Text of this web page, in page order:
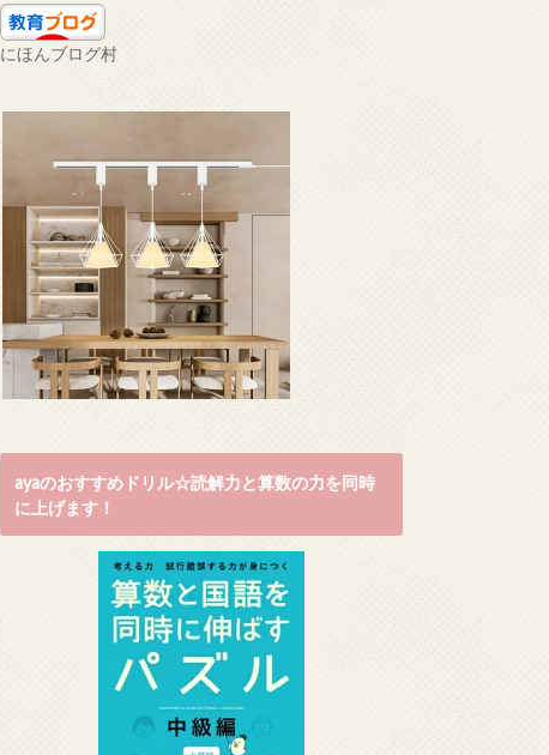
にほんブログ村
ayaのおすすめドリル☆読解力と算数の力を同時
に上げます！